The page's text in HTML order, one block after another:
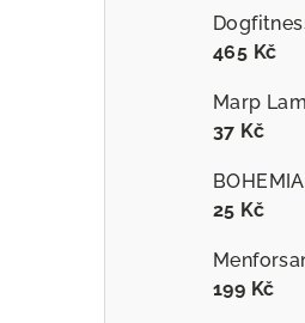
465 Kč
37 Kč
25 Kč
199 Kč